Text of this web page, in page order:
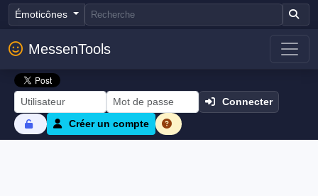
Émoticônes
MessenTools
Connecter
Créer un compte